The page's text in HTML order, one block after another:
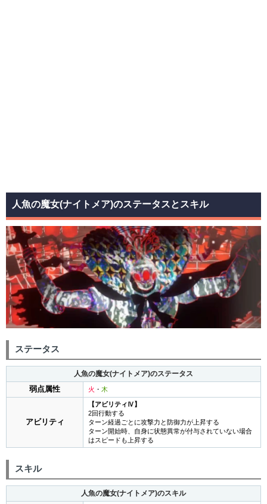
人魚の魔女(ナイトメア)のステータスとスキル
ステータス
人魚の魔女(ナイトメア)のステータス
弱点属性
火 ・ 木
アビリティ
【アビリティⅣ】
2回行動する
ターン経過ごとに攻撃力と防御力が上昇する
ターン開始時、自身に状態異常が付与されていない場合
はスピードも上昇する
スキル
人魚の魔女(ナイトメア)のスキル